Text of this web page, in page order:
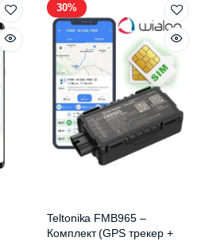
30%
Teltonika FMB965 –
Комплект (GPS трекер +